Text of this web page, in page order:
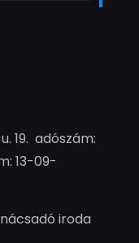
19. adószám:
13-09-
iroda